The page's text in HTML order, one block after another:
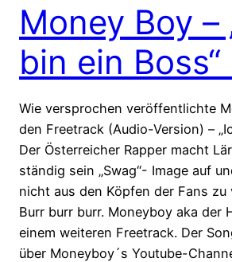
Money Boy –
bin ein
Wie versprochen veröffentlichte
den Freetrack (Audio-Version) –
Der Österreicher Rapper macht
ständig sein „Swag“- Image auf
nicht aus den Köpfen der Fans
Burr burr burr. Moneyboy aka der
einem weiteren Freetrack. Der
über Moneyboy´s Youtube-